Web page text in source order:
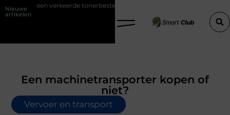
Nieuwe
artikelen
een verkeerde tonerbestelling bij HP printers
Een machinetransporter kopen of
niet?
Vervoer en transport